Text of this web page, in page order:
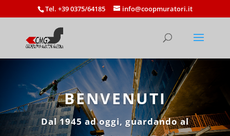
Tel. +39 0375/64185 info@coopmuratori.it
BENVENUTI
Dal 1945 ad oggi, guardando al